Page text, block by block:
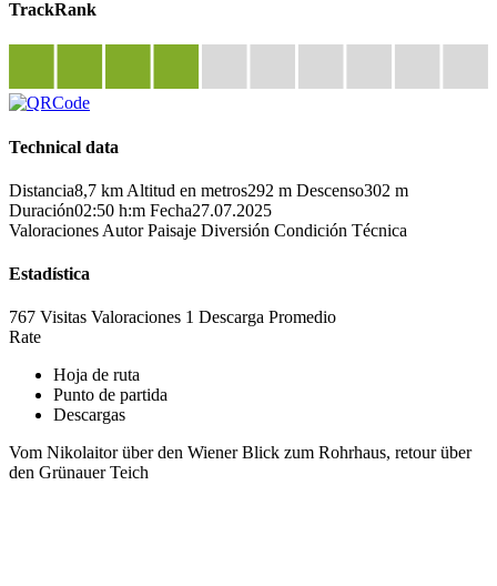
TrackRank
Technical data
Distancia8,7 km Altitud en metros292 m Descenso302 m
Duración02:50 h:m Fecha27.07.2025
Valoraciones Autor Paisaje Diversión Condición Técnica
Estadística
767 Visitas Valoraciones 1 Descarga Promedio
Rate
Hoja de ruta
Punto de partida
Descargas
Vom Nikolaitor über den Wiener Blick zum Rohrhaus, retour über
den Grünauer Teich